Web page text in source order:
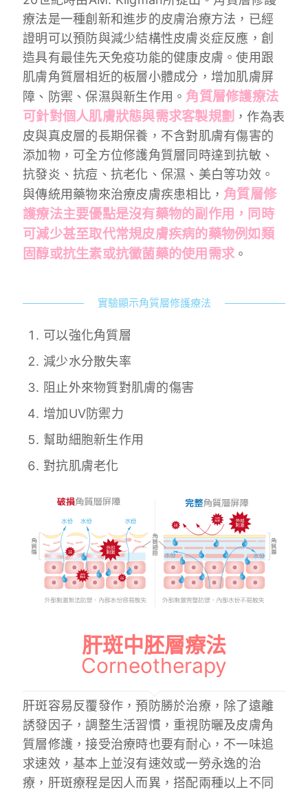
療法是一種創新和進步的皮膚治療方法，已經
證明可以預防與減少結構性皮膚炎症反應，創
造具有最佳先天免疫功能的健康皮膚。使用跟
肌膚角質層相近的板層小體成分，增加肌膚屏
障、防禦、保濕與新生作用。 角質層修護療法
可針對個人肌膚狀態與需求客製規劃 ，作為表
皮與真皮層的長期保養，不含對肌膚有傷害的
添加物，可全方位修護角質層同時達到抗敏、
抗發炎、抗痘、抗老化、保濕、美白等功效。
與傳統用藥物來治療皮膚疾患相比， 角質層修
護療法主要優點是沒有藥物的副作用，同時
可減少甚至取代常規皮膚疾病的藥物例如類
固醇或抗生素或抗黴菌藥的使用需求 。
實驗顯示角質層修護療法
可以強化角質層
減少水分散失率
阻止外來物質對肌膚的傷害
增加UV防禦力
幫助細胞新生作用
對抗肌膚老化
肝斑中胚層療法
Corneotherapy
肝斑容易反覆發作，預防勝於治療，除了遠離
誘發因子，調整生活習慣，重視防曬及皮膚角
質層修護，接受治療時也要有耐心，不一味追
求速效，基本上並沒有速效或一勞永逸的治
療，肝斑療程是因人而異，搭配兩種以上不同